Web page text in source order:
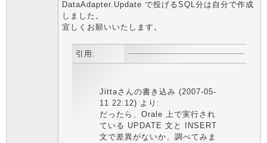
DataAdapter.Update で投げるSQL分は自分で作成
しました。
宜しくお願いいたします。
引用:
Jittaさんの書き込み (2007-05-
11 22:12) より:
だったら、Orale 上で実行され
ている UPDATE 文と INSERT
文で差異がないか、調べてみま